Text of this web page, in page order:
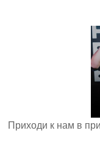
Приходи к нам в